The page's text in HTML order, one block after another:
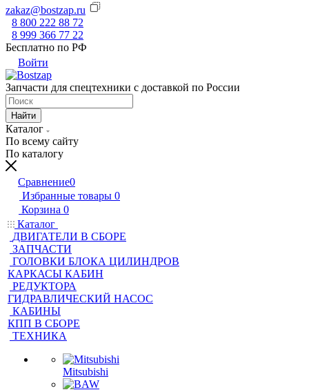
zakaz@bostzap.ru
8 800 222 88 72
8 999 366 77 22
Бесплатно по РФ
Войти
Запчасти для спецтехники с доставкой по России
Найти
Каталог
По всему сайту
По каталогу
Сравнение0
Избранные товары 0
Корзина 0
Каталог
ДВИГАТЕЛИ В СБОРЕ
ЗАПЧАСТИ
ГОЛОВКИ БЛОКА ЦИЛИНДРОВ
КАРКАСЫ КАБИН
РЕДУКТОРА
ГИДРАВЛИЧЕСКИЙ НАСОС
КАБИНЫ
КПП В СБОРЕ
ТЕХНИКА
Mitsubishi